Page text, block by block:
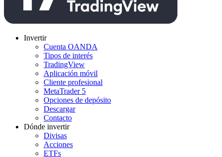
Invertir
Cuenta OANDA
Tipos de interés
TradingView
Aplicación móvil
Cliente profesional
MetaTrader 5
Opciones de depósito
Descargar
Contacto
Dónde invertir
Divisas
Acciones
ETFs